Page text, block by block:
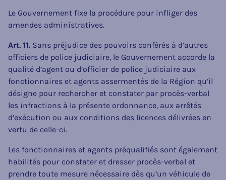
Le Gouvernement fixe la procédure pour infliger des
amendes administratives.
Art. 11. Sans préjudice des pouvoirs conférés à d’autres
officiers de police judiciaire, le Gouvernement accorde la
qualité d’agent ou d’officier de police judiciaire aux
fonctionnaires et agents assermentés de la Région qu’il
désigne pour rechercher et constater par procès-verbal
les infractions à la présente ordonnance, aux arrêtés
d’exécution ou aux conditions des licences délivrées en
vertu de celle-ci.
Les fonctionnaires et agents préqualifiés sont également
habilités pour constater et dresser procès-verbal et
prendre toute mesure nécessaire dès qu’un véhicule de